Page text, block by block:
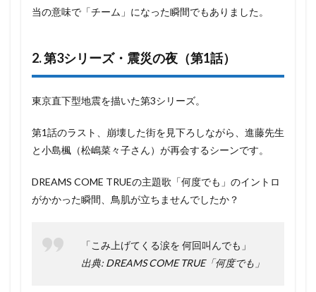
当の意味で「チーム」になった瞬間でもありました。
2. 第3シリーズ・震災の夜（第1話）
東京直下型地震を描いた第3シリーズ。
第1話のラスト、崩壊した街を見下ろしながら、進藤先生
と小島楓（松嶋菜々子さん）が再会するシーンです。
DREAMS COME TRUEの主題歌「何度でも」のイントロ
がかかった瞬間、鳥肌が立ちませんでしたか？
「こみ上げてくる涙を 何回叫んでも」
出典: DREAMS COME TRUE「何度でも」